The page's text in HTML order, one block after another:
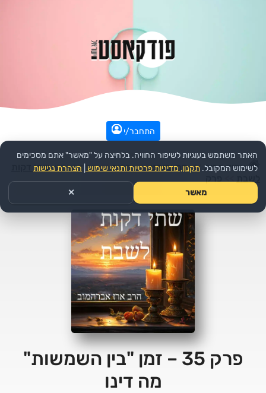
התחבר/י
עמוד הבית >> דת ורוחני >> יהדות >>הפודקאסט: שתי דקות
פרק 35 – זמן "בין השמשות"
מה דינו
האתר משתמש בעוגיות לשיפור החוויה. בלחיצה על "מאשר" אתם מסכימים
לשימוש המקובל. תקנון, מדיניות פרטיות ותנאי שימוש הצהרת נגישות
מאשר ✕